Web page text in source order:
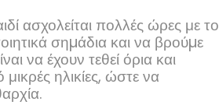
ασχολείται πολλές ώρες με το
σηµάδια και να βρούµε
να έχουν τεθεί όρια και
ηλικίες, ώστε να